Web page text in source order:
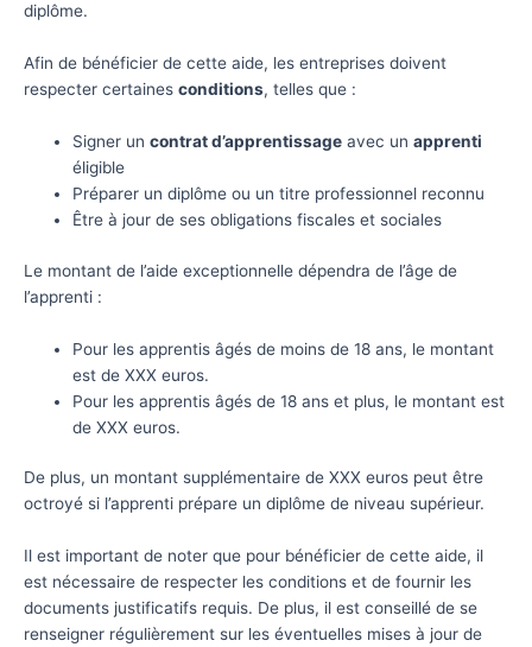
diplôme.
Afin de bénéficier de cette aide, les entreprises doivent
respecter certaines conditions, telles que :
Signer uncontrat d’apprentissage avec unapprenti
éligible
Préparer un diplôme ou un titre professionnel reconnu
Être à jour de ses obligations fiscales et sociales
Le montant de l’aide exceptionnelle dépendra de l’âge de
l’apprenti :
Pour les apprentis âgés de moins de 18 ans, le montant
est de XXX euros.
Pour les apprentis âgés de 18 ans et plus, le montant est
de XXX euros.
De plus, un montant supplémentaire de XXX euros peut être
octroyé si l’apprenti prépare un diplôme de niveau supérieur.
Il est important de noter que pour bénéficier de cette aide, il
est nécessaire de respecter les conditions et de fournir les
documents justificatifs requis. De plus, il est conseillé de se
renseigner régulièrement sur les éventuelles mises à jour de